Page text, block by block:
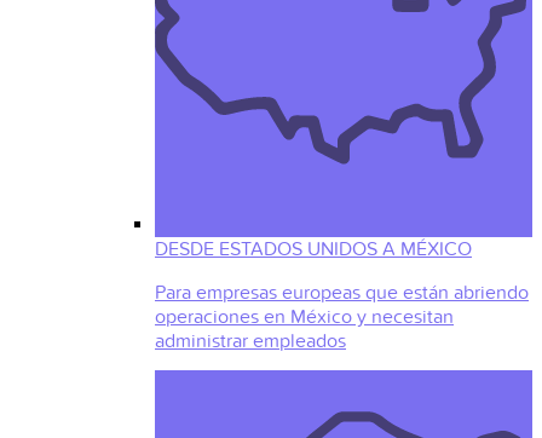
DESDE ESTADOS UNIDOS A MÉXICO
Para empresas europeas que están abriendo
operaciones en México y necesitan
administrar empleados